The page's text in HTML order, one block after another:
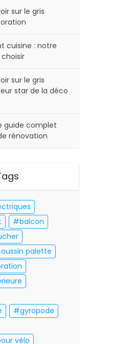
sur le gris
cuisine : notre
sur le gris
star de la déco
guide complet
rénovation
balcon
palette
gyropode
vélo